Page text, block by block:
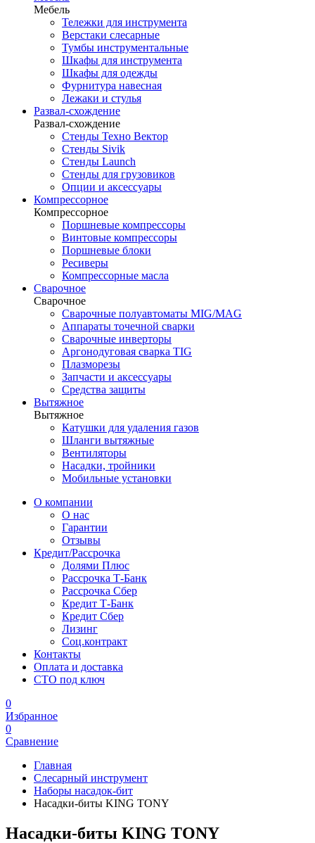
Мебель
Тележки для инструмента
Верстаки слесарные
Тумбы инструментальные
Шкафы для инструмента
Шкафы для одежды
Фурнитура навесная
Лежаки и стулья
Развал-схождение
Развал-схождение
Стенды Техно Вектор
Стенды Sivik
Стенды Launch
Стенды для грузовиков
Опции и аксессуары
Компрессорное
Компрессорное
Поршневые компрессоры
Винтовые компрессоры
Поршневые блоки
Ресиверы
Компрессорные масла
Сварочное
Сварочное
Сварочные полуавтоматы MIG/MAG
Аппараты точечной сварки
Сварочные инверторы
Аргонодуговая сварка TIG
Плазморезы
Запчасти и аксессуары
Средства защиты
Вытяжное
Вытяжное
Катушки для удаления газов
Шланги вытяжные
Вентиляторы
Насадки, тройники
Мобильные установки
О компании
О нас
Гарантии
Отзывы
Кредит/Рассрочка
Долями Плюс
Рассрочка Т-Банк
Рассрочка Сбер
Кредит Т-Банк
Кредит Сбер
Лизинг
Соц.контракт
Контакты
Оплата и доставка
СТО под ключ
0
Избранное
0
Сравнение
Главная
Слесарный инструмент
Наборы насадок-бит
Насадки-биты KING TONY
Насадки-биты KING TONY